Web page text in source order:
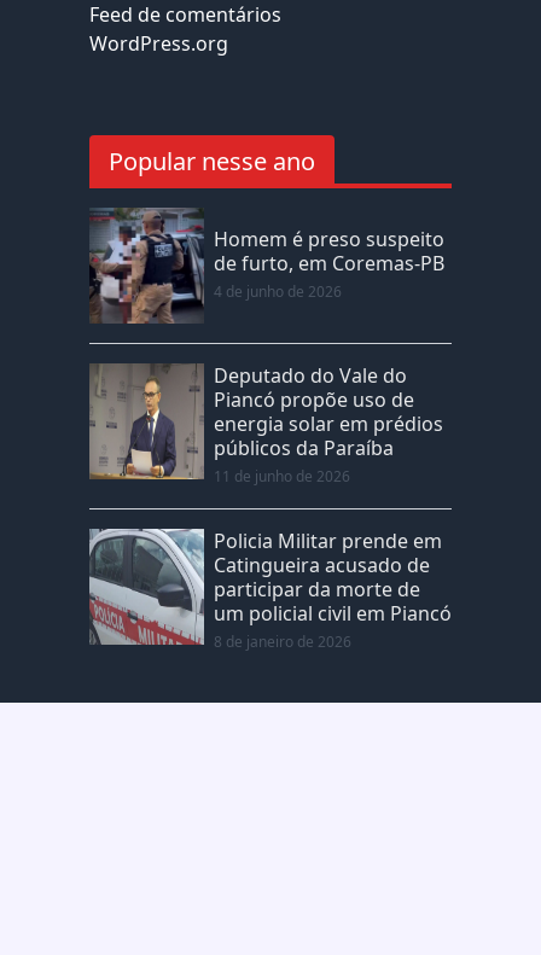
Feed de comentários
WordPress.org
Popular nesse ano
Homem é preso suspeito
de furto, em Coremas-PB
4 de junho de 2026
Deputado do Vale do
Piancó propõe uso de
energia solar em prédios
públicos da Paraíba
11 de junho de 2026
Policia Militar prende em
Catingueira acusado de
participar da morte de
um policial civil em Piancó
8 de janeiro de 2026